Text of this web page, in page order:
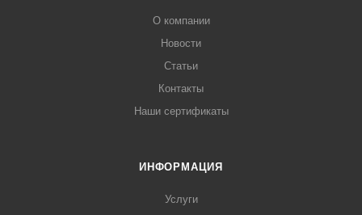
О компании
Новости
Статьи
Контакты
Наши сертификаты
ИНФОРМАЦИЯ
Услуги